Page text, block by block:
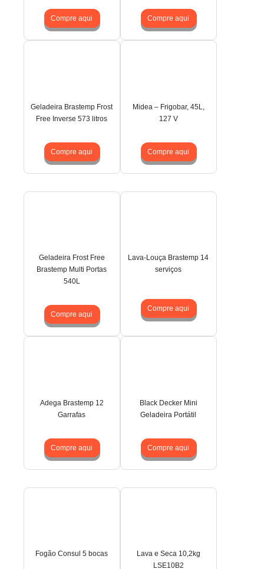
Compre aqui Compre aqui
Geladeira Brastemp Frost
Free Inverse 573 litros
Compre aqui
Midea – Frigobar, 45L,
127 V
Compre aqui
Geladeira Frost Free
Brastemp Multi Portas
540L
Compre aqui
Lava-Louça Brastemp 14
serviços
Compre aqui
Adega Brastemp 12
Garrafas
Compre aqui
Black Decker Mini
Geladeira Portátil
Compre aqui
Fogão Consul 5 bocas
Lava e Seca 10,2kg
LSE10B2